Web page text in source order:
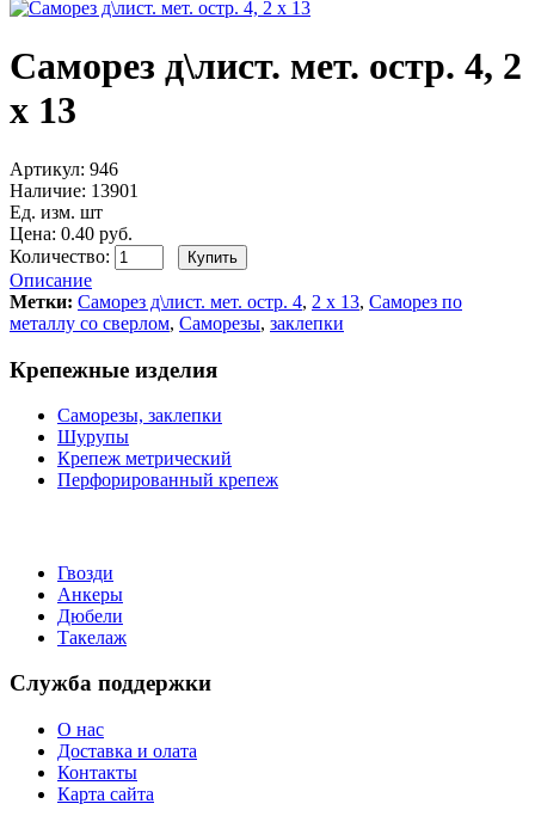
Саморез д\лист. мет. остр. 4, 2
х 13
Артикул: 946
Наличие: 13901
Ед. изм. шт
Цена: 0.40 руб.
Количество:
Описание
Метки: Саморез д\лист. мет. остр. 4, 2 х 13, Саморез по
металлу со сверлом, Саморезы, заклепки
Крепежные изделия
Саморезы, заклепки
Шурупы
Крепеж метрический
Перфорированный крепеж
Гвозди
Анкеры
Дюбели
Такелаж
Служба поддержки
О нас
Доставка и олата
Контакты
Карта сайта